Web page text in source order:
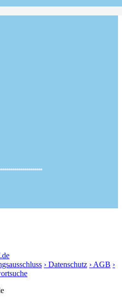
› Datenschutz › AGB ›